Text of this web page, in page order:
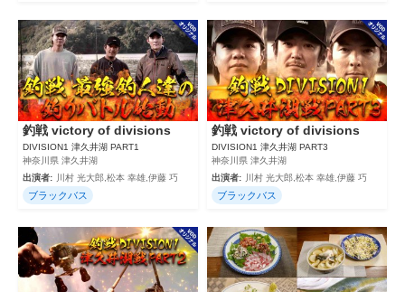
釣戦 victory of divisions
DIVISION1 津久井湖 PART1
神奈川県 津久井湖
出演者:
川村 光大郎,松本 幸雄,伊藤 巧
ブラックバス
釣戦 victory of divisions
DIVISION1 津久井湖 PART3
神奈川県 津久井湖
出演者:
川村 光大郎,松本 幸雄,伊藤 巧
ブラックバス